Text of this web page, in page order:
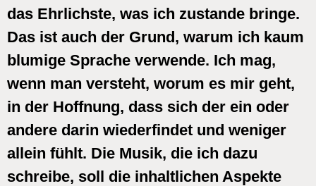
das Ehrlichste, was ich zustande bringe.
Das ist auch der Grund, warum ich kaum
blumige Sprache verwende. Ich mag,
wenn man versteht, worum es mir geht,
in der Hoffnung, dass sich der ein oder
andere darin wiederfindet und weniger
allein fühlt. Die Musik, die ich dazu
schreibe, soll die inhaltlichen Aspekte